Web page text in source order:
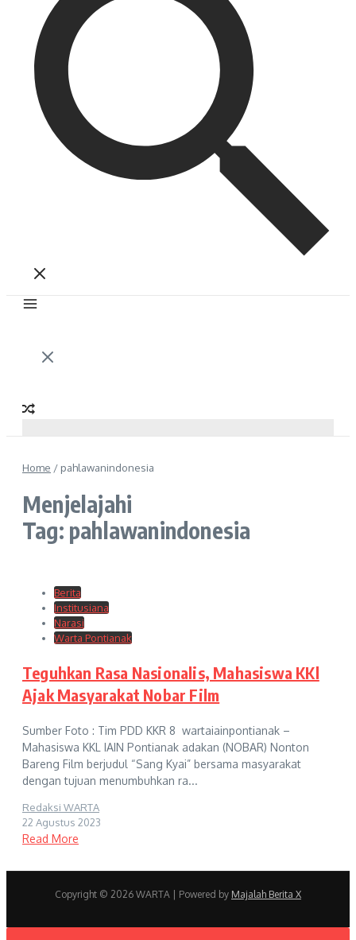
Home / pahlawanindonesia
Menjelajahi
Tag: pahlawanindonesia
Berita
Institusiana
Narasi
Warta Pontianak
Teguhkan Rasa Nasionalis, Mahasiswa KKl
Ajak Masyarakat Nobar Film
Sumber Foto : Tim PDD KKR 8 wartaiainpontianak –
Mahasiswa KKL IAIN Pontianak adakan (NOBAR) Nonton
Bareng Film berjudul “Sang Kyai” bersama masyarakat
dengan tujuan menumbuhkan ra...
Redaksi WARTA
22 Agustus 2023
Read More
Copyright © 2026 WARTA | Powered by Majalah Berita X